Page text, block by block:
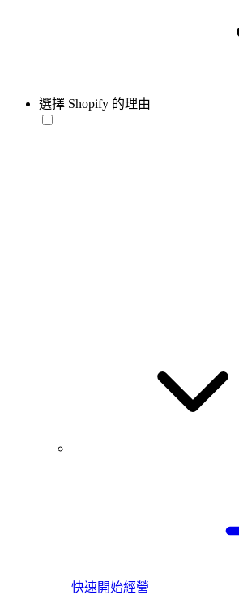
選擇 Shopify 的理由
快速開始經營